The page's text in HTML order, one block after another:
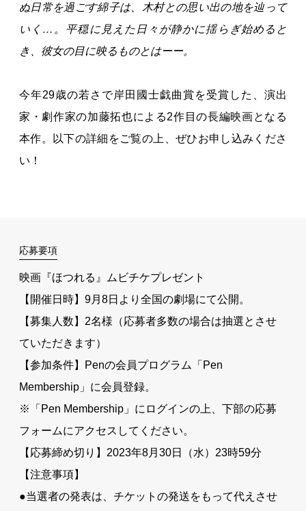
ぬ日常を過ごす綿子は、木村との思い出の地を辿って
いく…。 平穏に見えた日々が静かに揺らぎ始めると
き、彼女の目に映るものとはーー。
今年29歳の若さで岸田國士戯曲賞を受賞した、演出
家・劇作家の加藤拓也による2作目の長編映画となる
本作。以下の詳細をご覧の上、ぜひお申し込みくださ
い！
応募要項
映画『ほつれる』ムビチケプレゼント
【開催日時】9月8日より全国の劇場にて公開。
【募集人数】2名様（応募者多数の場合は抽選とさせ
ていただきます）
【参加条件】Penの会員プログラム「Pen
Membership」に会員登録。
※「Pen Membership」にログインの上、下部の応募
フォームにアクセスしてください。
【応募締め切り】2023年8月30日（水）23時59分
【注意事項】
●当選者の発表は、チケットの発送をもって代えさせ